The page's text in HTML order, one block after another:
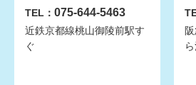
TEL： 075-644-5463
近鉄京都線桃山御陵前駅す
ぐ